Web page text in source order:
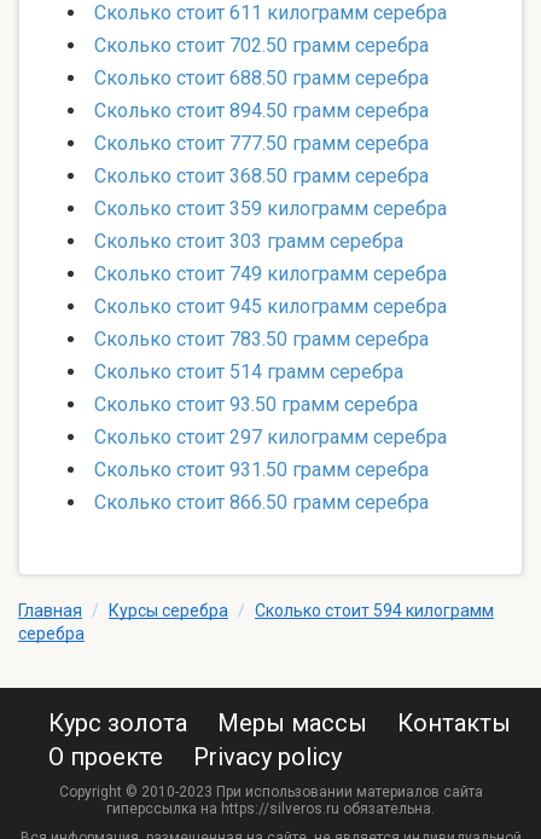
Сколько стоит 611 килограмм серебра
Сколько стоит 702.50 грамм серебра
Сколько стоит 688.50 грамм серебра
Сколько стоит 894.50 грамм серебра
Сколько стоит 777.50 грамм серебра
Сколько стоит 368.50 грамм серебра
Сколько стоит 359 килограмм серебра
Сколько стоит 303 грамм серебра
Сколько стоит 749 килограмм серебра
Сколько стоит 945 килограмм серебра
Сколько стоит 783.50 грамм серебра
Сколько стоит 514 грамм серебра
Сколько стоит 93.50 грамм серебра
Сколько стоит 297 килограмм серебра
Сколько стоит 931.50 грамм серебра
Сколько стоит 866.50 грамм серебра
Главная / Курсы серебра / Сколько стоит 594 килограмм
серебра
Курс золота Меры массы
Контакты
О проекте
Privacy policy
Copyright © 2010-2023 При использовании материалов сайта
гиперссылка на https://silveros.ru обязательна.